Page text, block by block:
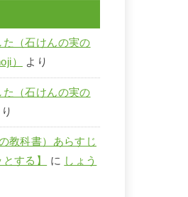
（石けんの実の
） より
（石けんの実の
教科書）あらすじ
する】
に しょう